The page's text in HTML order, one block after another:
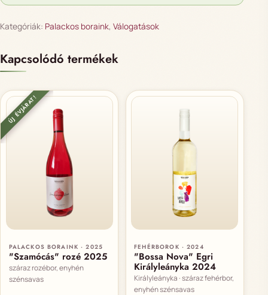
Kategóriák: Palackos boraink, Válogatások
Kapcsolódó termékek
ÚJ ÉVJÁRAT!
PALACKOS BORAINK · 2025
"Szamócás" rozé 2025
száraz rozébor, enyhén
szénsavas
FEHÉRBOROK · 2024
"Bossa Nova" Egri
Királyleányka 2024
Királyleányka · száraz fehérbor,
enyhén szénsavas